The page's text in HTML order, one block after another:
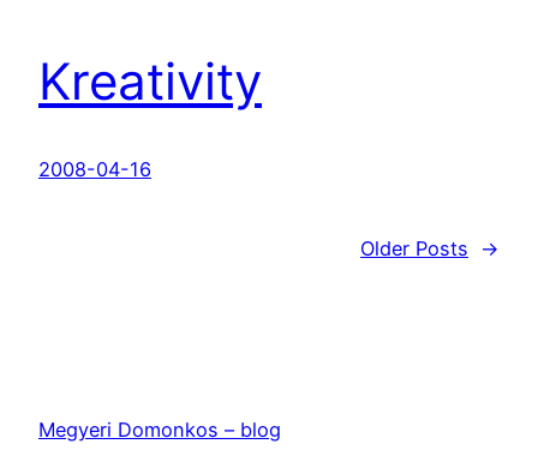
Kreativity
2008-04-16
Older Posts →
Megyeri Domonkos – blog